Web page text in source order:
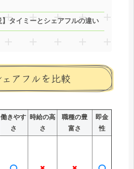
】タイミーとシェアフルの違い
アフルを比較
働きやす
さ
時給の高
さ
職種の豊
富さ
即金
性